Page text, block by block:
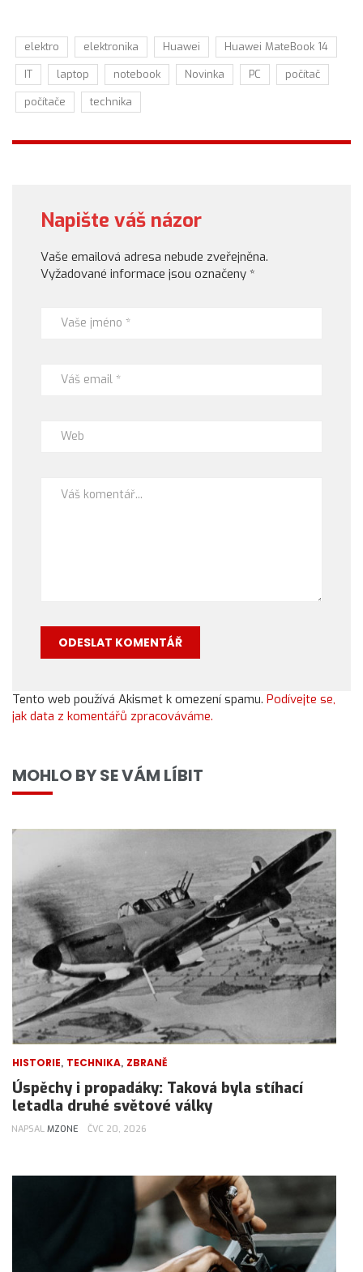
elektro elektronika Huawei
Huawei MateBook 14
IT
laptop notebook Novinka PC
počítač
počítače
technika
Napište váš názor
Vaše emailová adresa nebude zveřejněna.
Vyžadované informace jsou označeny *
Tento web používá Akismet k omezení spamu. Podívejte se,
jak data z komentářů zpracováváme.
MOHLO BY SE VÁM LÍBIT
HISTORIE, TECHNIKA, ZBRANĚ
Úspěchy i propadáky: Taková byla stíhací
letadla druhé světové války
NAPSAL MZONE ČVC 20, 2026